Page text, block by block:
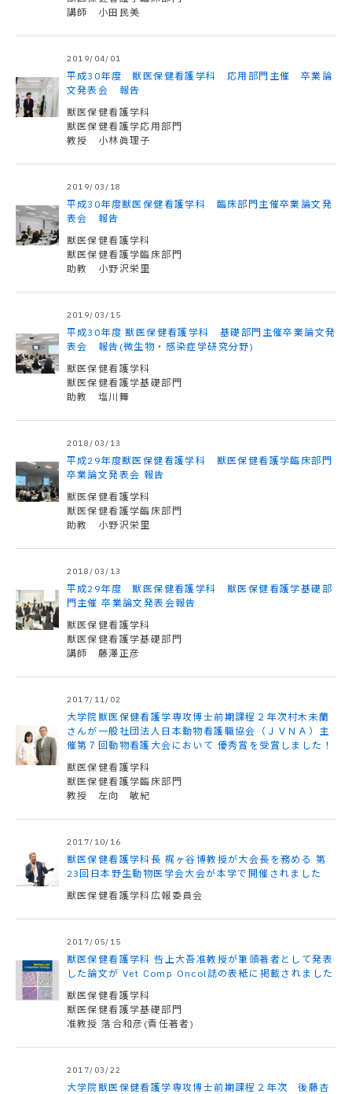
講師 小田民美
2019/04/01
平成30年度 獣医保健看護学科 応用部門主催 卒業論
文発表会 報告
獣医保健看護学科
獣医保健看護学応用部門
教授 小林眞理子
2019/03/18
平成30年度獣医保健看護学科 臨床部門主催卒業論文発
表会 報告
獣医保健看護学科
獣医保健看護学臨床部門
助教 小野沢栄里
2019/03/15
平成30年度 獣医保健看護学科 基礎部門主催卒業論文発
表会 報告(微生物・感染症学研究分野)
獣医保健看護学科
獣医保健看護学基礎部門
助教 塩川舞
2018/03/13
平成29年度獣医保健看護学科 獣医保健看護学臨床部門
卒業論文発表会 報告
獣医保健看護学科
獣医保健看護学臨床部門
助教 小野沢栄里
2018/03/13
平成29年度 獣医保健看護学科 獣医保健看護学基礎部
門主催 卒業論文発表会報告
獣医保健看護学科
獣医保健看護学基礎部門
講師 藤澤正彦
2017/11/02
大学院獣医保健看護学専攻博士前期課程２年次村木未蘭
さんが一般社団法人日本動物看護職協会（ＪＶＮＡ）主
催第７回動物看護大会において 優秀賞を受賞しました！
獣医保健看護学科
獣医保健看護学臨床部門
教授 左向 敏紀
2017/10/16
獣医保健看護学科長 梶ヶ谷博教授が大会長を務める 第
23回日本野生動物医学会大会が本学で開催されました
獣医保健看護学科広報委員会
2017/05/15
獣医保健看護学科 呰上大吾准教授が筆頭著者として発表
した論文が Vet Comp Oncol誌の表紙に掲載されました
獣医保健看護学科
獣医保健看護学基礎部門
准教授 落合和彦(責任著者)
2017/03/22
大学院獣医保健看護学専攻博士前期課程２年次 後藤杏